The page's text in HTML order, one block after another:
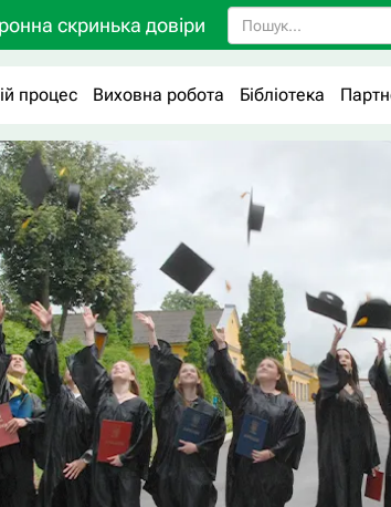
скринька довіри
процес Виховна робота Бібліотека